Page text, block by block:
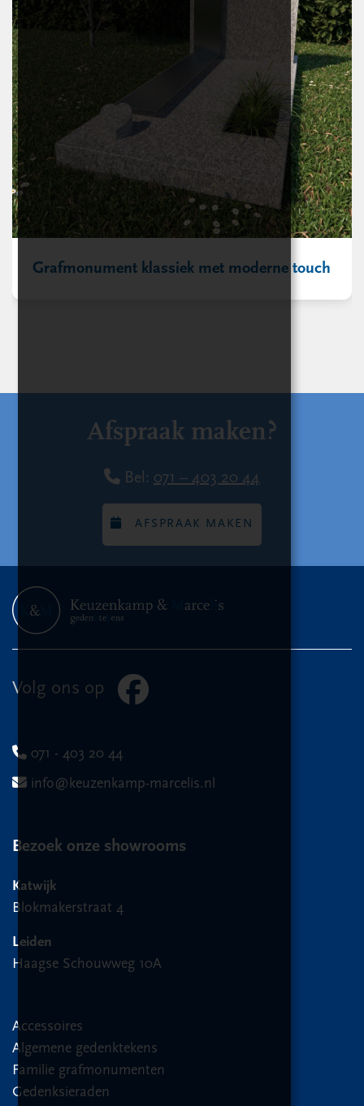
Grafmonument klassiek met moderne touch
Afspraak maken?
Bel: 071 – 403 20 44
AFSPRAAK MAKEN
Volg ons op
071 - 403 20 44
info@keuzenkamp-marcelis.nl
Bezoek onze showrooms
Katwijk
Blokmakerstraat 4
Leiden
Haagse Schouwweg 10A
Accessoires
Algemene gedenktekens
Familie grafmonumenten
Gedenksieraden